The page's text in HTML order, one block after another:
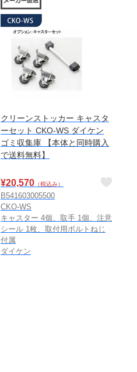
クリーンストッカー キャスタ
ーセット CKO-WS ダイケン
ゴミ収集庫 【本体と同時購入
で送料無料】
¥20,570 （税込み）
B541603005500
CKO-WS
キャスター 4個、取手 1個、注意
シール 1枚、取付用ボルトねじ
付属
ダイケン